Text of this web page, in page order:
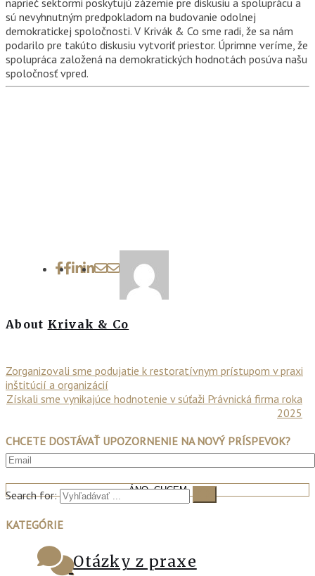
sú nevyhnutným predpokladom na budovanie odolnej
demokratickej spoločnosti. V Krivák & Co sme radi, že sa nám
podarilo pre takúto diskusiu vytvoriť priestor. Úprimne veríme, že
spolupráca založená na demokratických hodnotách posúva našu
spoločnosť vpred.
About Krivak & Co
Zorganizovali sme podujatie k restoratívnym prístupom v praxi
inštitúcií a organizácií
Získali sme vynikajúce hodnotenie v súťaži Právnická firma roka
2025
CHCETE DOSTÁVAŤ UPOZORNENIE NA NOVÝ PRÍSPEVOK?
Search for:
KATEGÓRIE
Otázky z praxe